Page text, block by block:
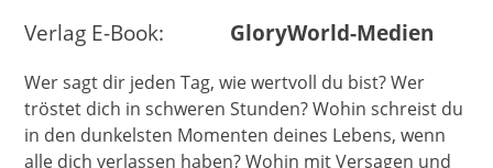
Verlag E-Book: GloryWorld-Medien
Wer sagt dir jeden Tag, wie wertvoll du bist? Wer
tröstet dich in schweren Stunden? Wohin schreist du
in den dunkelsten Momenten deines Lebens, wenn
alle dich verlassen haben? Wohin mit Versagen und